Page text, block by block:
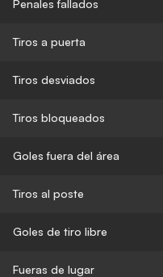
Penales fallados
Tiros a puerta
Tiros desviados
Tiros bloqueados
Goles fuera del área
Tiros al poste
Goles de tiro libre
Fueras de lugar